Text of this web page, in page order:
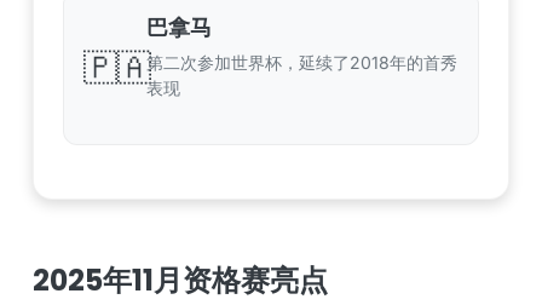
🇵🇦
巴拿马
第二次参加世界杯，延续了2018年的首秀
表现
2025年11月资格赛亮点